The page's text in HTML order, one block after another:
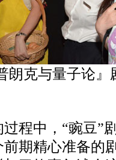
朗克与量子论』
中，“豌豆”
期精心准备的